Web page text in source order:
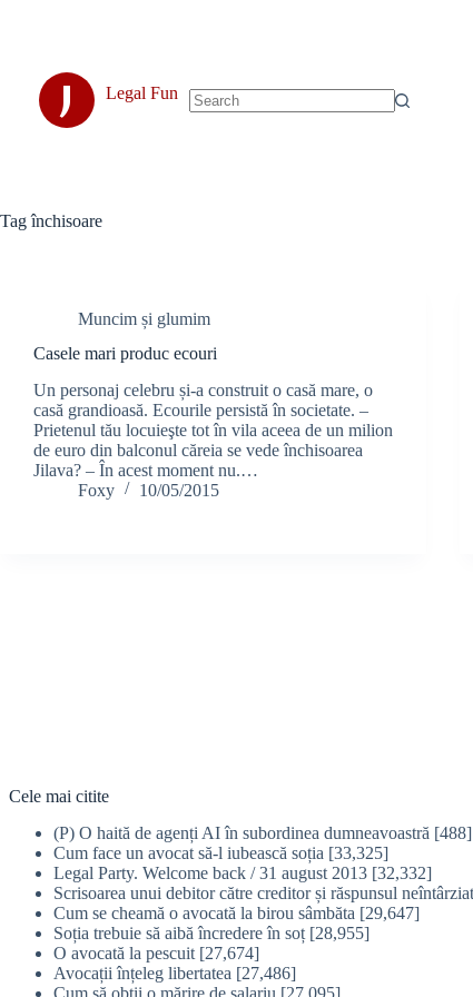
J
Legal Fun
Tagînchisoare
Muncim și glumim
Casele mari produc ecouri
Un personaj celebru și-a construit o casă mare, o
casă grandioasă. Ecourile persistă în societate. –
Prietenul tău locuieşte tot în vila aceea de un milion
de euro din balconul căreia se vede închisoarea
Jilava? – În acest moment nu.…
Foxy
10/05/2015
Cele mai citite
(P) O haită de agenți AI în subordinea dumneavoastră [488]
Cum face un avocat să-l iubească soția [33,325]
Legal Party. Welcome back / 31 august 2013 [32,332]
Scrisoarea unui debitor către creditor și răspunsul
Cum se cheamă o avocată la birou sâmbăta [29,647]
Soția trebuie să aibă încredere în soț [28,955]
O avocată la pescuit [27,674]
Avocații înțeleg libertatea [27,486]
Cum să obţii o mărire de salariu [27,095]